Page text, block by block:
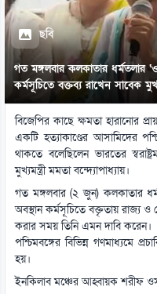
ছবি
গত মঙ্গলবার কলকাতার ধর্মতলার
কর্মসূচিতে বক্তব্য রাখেন সাবেক
বিজেপির কাছে ক্ষমতা হারানোর
একটি হত্যাকাণ্ডের আসামিদের
থাকতে বলেছিলেন ভারতের
মুখ্যমন্ত্রী মমতা বন্দ্যোপাধ্যায়।
গত মঙ্গলবার (২ জুন) কলকাতার
অবস্থান কর্মসূচিতে বক্তৃতায় রাজ্য ও
করার সময় তিনি এমন দাবি করেন।
পশ্চিমবঙ্গের বিভিন্ন গণমাধ্যমে
হয়।
ইনকিলাব মঞ্চের আহ্বায়ক শরীফ